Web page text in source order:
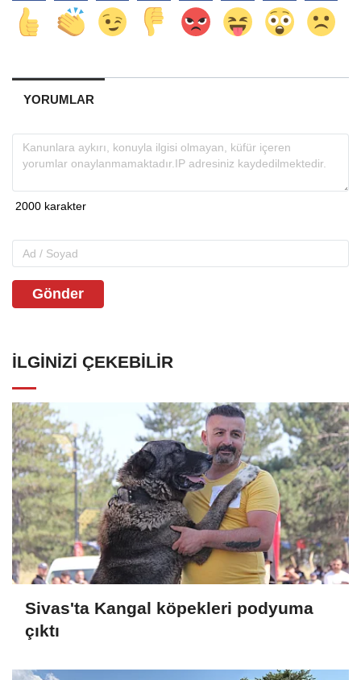
YORUMLAR
Gönder
İLGINIZI ÇEKEBILIR
Sivas'ta Kangal köpekleri podyuma
çıktı